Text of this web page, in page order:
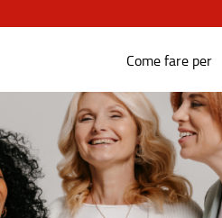
Come fare per